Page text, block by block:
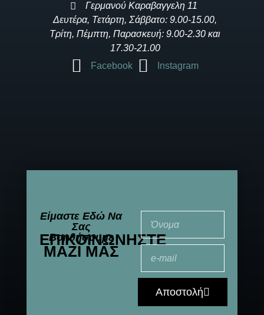
Γερμανού Καραβαγγελη 11
Δευτέρα, Τετάρτη, Σάββατο: 9.00-15.00,
Τρίτη, Πέμπτη, Παρασκευή: 9.00-2.30 και
17.30-21.00
Facebook
Instagram
Είμαστε Εδώ Να
Σας
Βοηθήσουμε
ΕΠΙΚΟΙΝΩΝΉΣΤΕ
ΜΑΖΊ ΜΑΣ
Αποστολή